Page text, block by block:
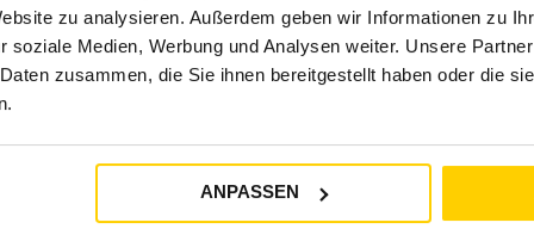
zu analysieren. Außerdem geben wir Informationen zu
soziale Medien, Werbung und Analysen weiter. Unsere
zusammen, die Sie ihnen bereitgestellt haben oder die
ANPASSEN
legen. Die Marke passt besonders gut, wenn dein
Hilfiger
bringt einen unverwechselbaren Stil mit, der
und einem gepflegten Markenauftritt. So entstehen Looks,